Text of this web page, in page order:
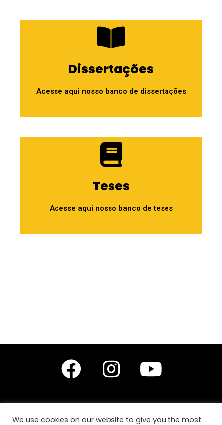
Dissertações
Acesse aqui nosso banco de dissertações
Teses
Acesse aqui nosso banco de teses
We use cookies on our website to give you the most